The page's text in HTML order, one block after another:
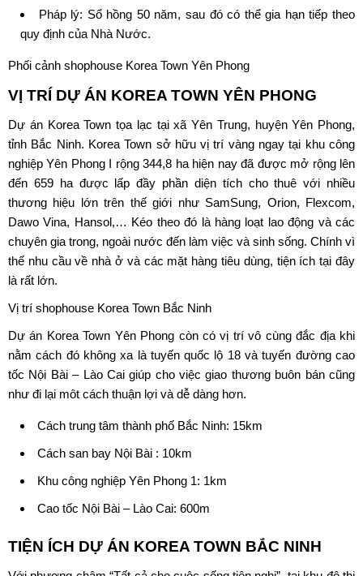
Pháp lý: Sổ hồng 50 năm, sau đó có thể gia hạn tiếp theo
quy định của Nhà Nước.
Phối cảnh shophouse Korea Town Yên Phong
VỊ TRÍ DỰ ÁN KOREA TOWN YÊN PHONG
Dự án Korea Town tọa lạc tại xã Yên Trung, huyện Yên Phong,
tỉnh Bắc Ninh. Korea Town sở hữu vị trí vàng ngay tại khu công
nghiệp Yên Phong I rộng 344,8 ha hiện nay đã được mở rộng lên
đến 659 ha được lấp đầy phần diện tích cho thuê với nhiều
thương hiệu lớn trên thế giới như SamSung, Orion, Flexcom,
Dawo Vina, Hansol,… Kéo theo đó là hàng loạt lao động và các
chuyên gia trong, ngoài nước đến làm việc và sinh sống. Chính vì
thế nhu cầu về nhà ở và các mặt hàng tiêu dùng, tiện ích tại đây
là rất lớn.
Vị trí shophouse Korea Town Bắc Ninh
Dự án Korea Town Yên Phong còn có vị trí vô cùng đắc địa khi
nằm cách đó không xa là tuyến quốc lộ 18 và tuyến đường cao
tốc Nội Bài – Lào Cai giúp cho việc giao thương buôn bán cũng
như đi lại môt cách thuận lợi và dễ dàng hơn.
Cách trung tâm thành phố Bắc Ninh: 15km
Cách san bay Nội Bài : 10km
Khu công nghiệp Yên Phong 1: 1km
Cao tốc Nội Bài – Lào Cai: 600m
TIỆN ÍCH DỰ ÁN KOREA TOWN BẮC NINH